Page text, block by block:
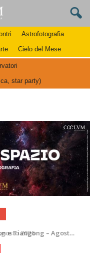
Astrofotografia
Cielo del Mese
star party)
2026Delfino